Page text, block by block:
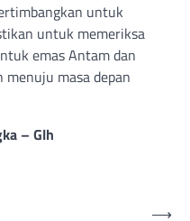
untuk
untuk memeriksa
emas Antam dan
menuju masa depan
– Glh
⟶